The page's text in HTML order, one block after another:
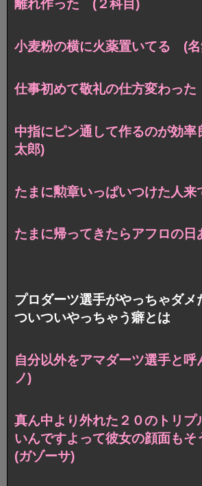
離れ作った (２科目)
小麦粉の横に火薬置いてる (
仕事初めて敬礼の仕方変わっ
中指にピン通して作るのが効
太郎)
たまに勲章いっぱいつけた人
たまに帰ってきたらアフロの
プロダーツ選手がやっちゃダメ
ついついやっちゃう癖とは
自分以外をアマダーツ選手と
ノ)
真ん中より外れた２０のトリプ
いんですよって彼女の顔面も
(ガゾーサ)